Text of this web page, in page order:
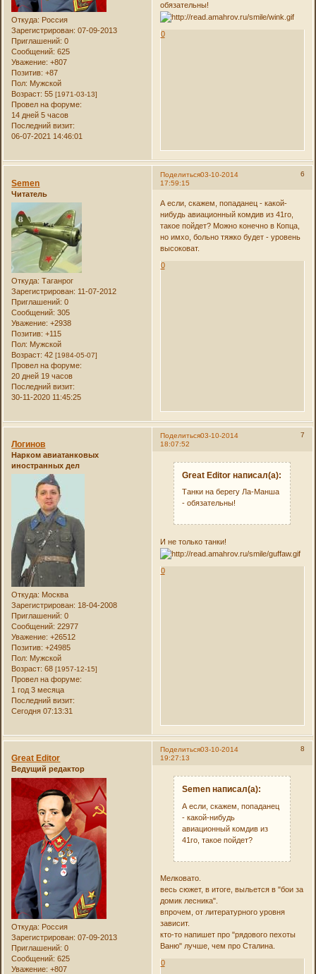
Откуда: Россия
Зарегистрирован: 07-09-2013
Приглашений: 0
Сообщений: 625
Уважение: +807
Позитив: +87
Пол: Мужской
Возраст: 55[1971-03-13]
Провел на форуме:
14 дней 5 часов
Последний визит:
06-07-2021 14:46:01
обязательны!
0
Поделиться 6
03-10-2014
17:59:15
Semen
Читатель
Откуда: Таганрог
Зарегистрирован: 11-07-2012
Приглашений: 0
Сообщений: 305
Уважение: +2938
Позитив: +115
Пол: Мужской
Возраст: 42[1984-05-07]
Провел на форуме:
20 дней 19 часов
Последний визит:
30-11-2020 11:45:25
А если, скажем, попаданец - какой-
нибудь авиационный комдив из 41го,
такое пойдет? Можно конечно в Копца,
но имхо, больно тяжко будет - уровень
высоковат.
0
Поделиться 7
03-10-2014
18:07:52
Логинов
Нарком авиатанковых
иностранных дел
Откуда: Москва
Зарегистрирован: 18-04-2008
Приглашений: 0
Сообщений: 22977
Уважение: +26512
Позитив: +24985
Пол: Мужской
Возраст: 68[1957-12-15]
Провел на форуме:
1 год 3 месяца
Последний визит:
Сегодня 07:13:31
Great Editor написал(а):
Танки на берегу Ла-Манша
- обязательны!
И не только танки!
0
Поделиться 8
03-10-2014
19:27:13
Great Editor
Ведущий редактор
Откуда: Россия
Зарегистрирован: 07-09-2013
Приглашений: 0
Сообщений: 625
Уважение: +807
Semen написал(а):
А если, скажем, попаданец
- какой-нибудь
авиационный комдив из
41го, такое пойдет?
Мелковато.
весь сюжет, в итоге, выльется в "бои за
домик лесника".
впрочем, от литературного уровня
зависит.
кто-то напишет про "рядового пехоты
Ваню" лучше, чем про Сталина.
0